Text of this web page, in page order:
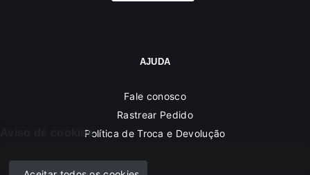
Aviso de cookies
AJUDA
Fale conosco
Rastrear Pedido
Política de Troca e Devolução